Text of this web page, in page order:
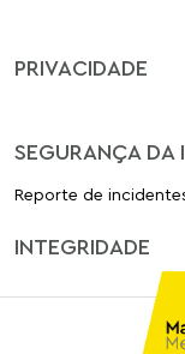
PRIVACIDADE
SEGURANÇA DA
Reporte de
INTEGRIDADE